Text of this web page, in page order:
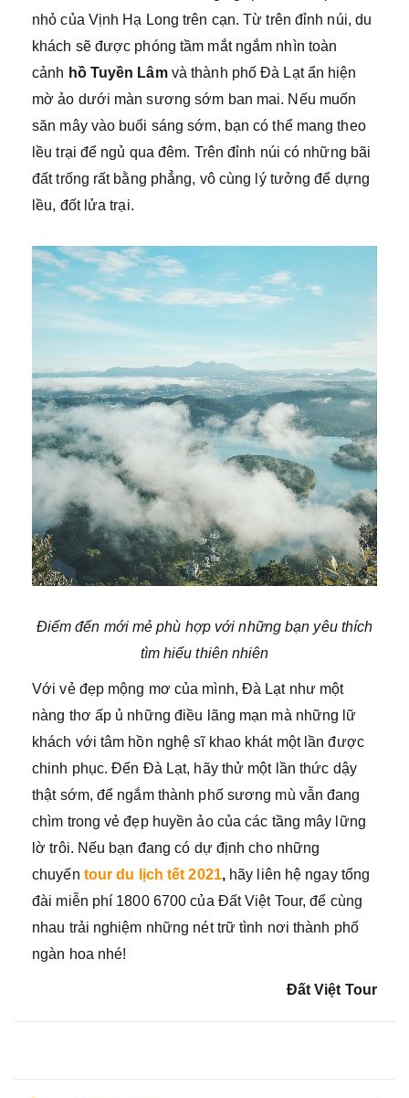
nhỏ của Vịnh Hạ Long trên cạn. Từ trên đỉnh núi, du
khách sẽ được phóng tầm mắt ngắm nhìn toàn
cảnh hồ Tuyền Lâmvà thành phố Đà Lạt ẩn hiện
mờ ảo dưới màn sương sớm ban mai. Nếu muốn
săn mây vào buổi sáng sớm, bạn có thể mang theo
lều trại để ngủ qua đêm. Trên đỉnh núi có những bãi
đất trống rất bằng phẳng, vô cùng lý tưởng để dựng
lều, đốt lửa trại.
Điểm đến mới mẻ phù hợp với những bạn yêu thích
tìm hiểu thiên nhiên
Với vẻ đẹp mộng mơ của mình, Đà Lạt như một
nàng thơ ấp ủ những điều lãng mạn mà những lữ
khách với tâm hồn nghệ sĩ khao khát một lần được
chinh phục. Đến Đà Lạt, hãy thử một lần thức dậy
thật sớm, để ngắm thành phố sương mù vẫn đang
chìm trong vẻ đẹp huyền ảo của các tầng mây lững
lờ trôi. Nếu bạn đang có dự định cho những
chuyến tour du lịch tết 2021,hãy liên hệ ngay tổng
đài miễn phí 1800 6700 của Đất Việt Tour, để cùng
nhau trải nghiệm những nét trữ tình nơi thành phố
ngàn hoa nhé!
Đất Việt Tour